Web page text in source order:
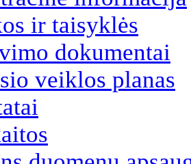
ir taisyklės
dokumentai
veiklos planas